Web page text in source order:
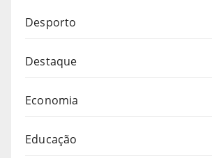
Desporto
Destaque
Economia
Educação